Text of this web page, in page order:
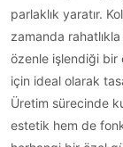
parlaklık yaratır.
zamanda
özenle işlendiği bir
için ideal olarak
Üretim sürecinde
estetik hem de